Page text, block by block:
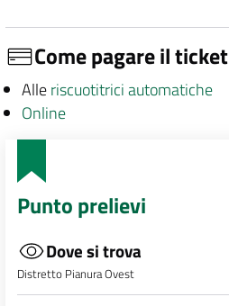
Come pagare il ticket
Alleriscuotitrici automatiche
Online
Punto prelievi
Dove si trova
Distretto Pianura Ovest